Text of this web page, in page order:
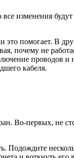
изменения
это помогает. В
почему не
проводов и
кабеля.
Во-первых, не
Подождите